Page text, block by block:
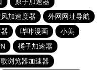
原子加速器
加速度器
外网网址导航
哔咔漫画
小美
橘子加速器
浏览器加速器